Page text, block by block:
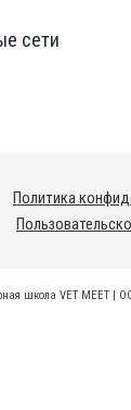
сети
Политика
школа VET MEET |